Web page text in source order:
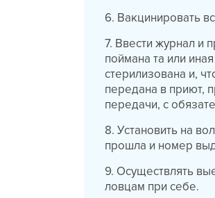
6. Вакцинировать
7. Ввести журнал и
поймана та или
стерилизована и,
передана в приют,
передачи, с
8. Установить на
прошла и номер
9. Осуществлять
ловцам при себе.